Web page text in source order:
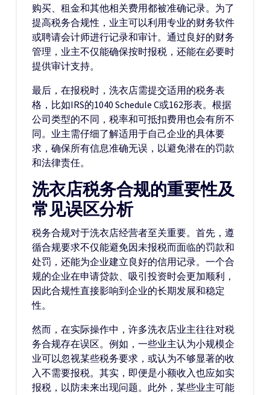
购买、租金和其他相关费用都被准确记录。为了
提高税务合规性，业主可以利用专业的财务软件
或聘请会计师进行记录和审计。通过良好的财务
管理，业主不仅能确保按时报税，还能在必要时
提供审计支持。
最后，在报税时，洗衣店需提交适用的税务表
格，比如IRS的1040 Schedule C或162形表。根据
公司类型的不同，税率和可抵扣费用也会有所不
同。业主需仔细了解适用于自己企业的具体要
求，确保所有信息准确无误，以避免潜在的罚款
和法律责任。
洗衣店税务合规的重要性及
常见误区分析
税务合规对于洗衣店经营者至关重要。首先，遵
循合规要求不仅能避免因未报税而面临的罚款和
处罚，还能为企业建立良好的信用记录。一个合
规的企业在申请贷款、吸引投资时会更加顺利，
因此合规性直接影响到企业的长期发展和稳定
性。
然而，在实际操作中，许多洗衣店业主往往对税
务合规存在误区。例如，一些业主认为小规模企
业可以忽视某些税务要求，或认为不够显著的收
入不需要报税。其实，即便是小额收入也应如实
报税，以防未来出现问题。此外，某些业主可能